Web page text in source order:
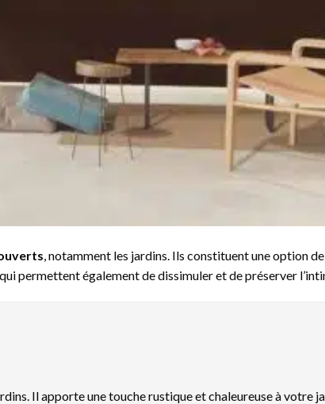
, notamment les jardins. Ils constituent une option
permettent également de dissimuler et de préserver
Il apporte une touche rustique et chaleureuse à votre